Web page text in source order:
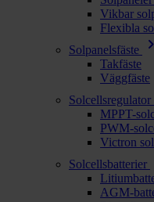
Vikbar
Flexibla
Solpanelsfäste
chevron_right
Takfäste
Väggfäste
Solcellsregulator
MPPT-
PWM-
Victron
Solcellsbatterier
AGM-